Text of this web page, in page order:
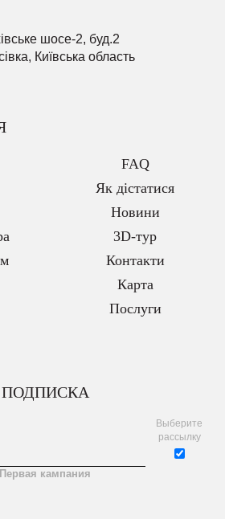
шосе-2, буд.2
Київська область
FAQ
Як дістатися
Новини
3D-тур
Контакти
Карта
Послуги
ПОДПИСКА
Выберите
рассылку
Первая кампания